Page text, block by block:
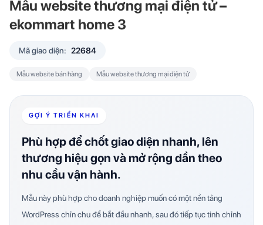
Mẫu website thương mại điện tử –
ekommart home 3
Mã giao diện: 22684
Mẫu website bán hàng Mẫu website thương mại điện tử
GỢI Ý TRIỂN KHAI
Phù hợp để chốt giao diện nhanh, lên
thương hiệu gọn và mở rộng dần theo
nhu cầu vận hành.
Mẫu này phù hợp cho doanh nghiệp muốn có một nền tảng
WordPress chỉn chu để bắt đầu nhanh, sau đó tiếp tục tinh chỉnh